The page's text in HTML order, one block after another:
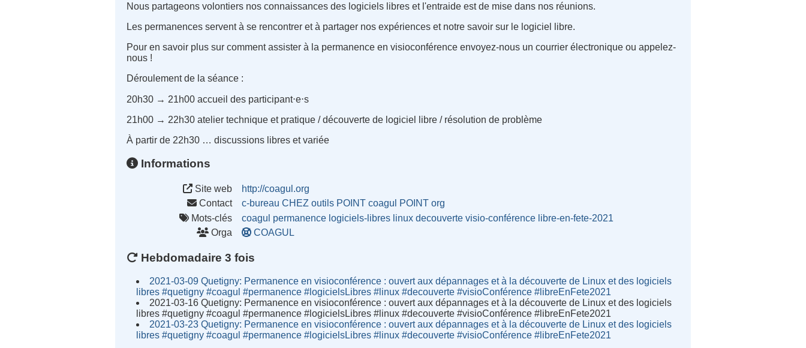
Nous partageons volontiers nos connaissances des logiciels libres et l'entraide est de mise dans nos réunions.
Les permanences servent à se rencontrer et à partager nos expériences et notre savoir sur le logiciel libre.
Pour en savoir plus sur comment assister à la permanence en visioconférence envoyez-nous un courrier électronique ou appelez-
nous !
Déroulement de la séance :
20h30 → 21h00 accueil des participant⋅e⋅s
21h00 → 22h30 atelier technique et pratique / découverte de logiciel libre / résolution de problème
À partir de 22h30 … discussions libres et variée
Informations
Site web
http://coagul.org
Contact
c-bureau CHEZ outils POINT coagul POINT org
Mots-clés
coagul permanence logiciels-libres linux decouverte visio-conférence libre-en-fete-2021
Orga
COAGUL
Hebdomadaire 3 fois
2021-03-09 Quetigny: Permanence en visioconférence : ouvert aux dépannages et à la découverte de Linux et des logiciels
libres #quetigny #coagul #permanence #logicielsLibres #linux #decouverte #visioConférence #libreEnFete2021
2021-03-16 Quetigny: Permanence en visioconférence : ouvert aux dépannages et à la découverte de Linux et des logiciels
libres #quetigny #coagul #permanence #logicielsLibres #linux #decouverte #visioConférence #libreEnFete2021
2021-03-23 Quetigny: Permanence en visioconférence : ouvert aux dépannages et à la découverte de Linux et des logiciels
libres #quetigny #coagul #permanence #logicielsLibres #linux #decouverte #visioConférence #libreEnFete2021